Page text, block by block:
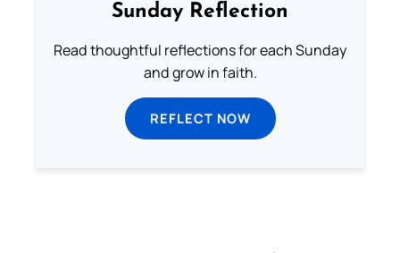
Sunday Reflection
Read thoughtful reflections for each Sunday
and grow in faith.
REFLECT NOW